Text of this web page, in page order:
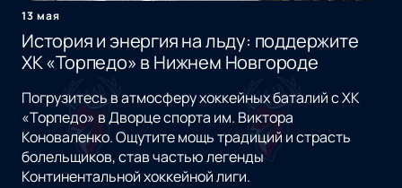
13 мая
История и энергия на льду: поддержите
ХК «Торпедо» в Нижнем Новгороде
Погрузитесь в атмосферу хоккейных баталий с ХК
«Торпедо» в Дворце спорта им. Виктора
Коноваленко. Ощутите мощь традиций и страсть
болельщиков, став частью легенды
Континентальной хоккейной лиги.